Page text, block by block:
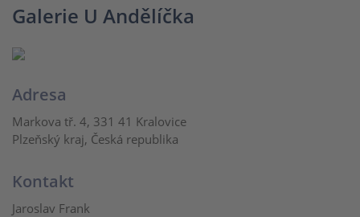
Galerie U Andělíčka
Adresa
Markova tř. 4, 331 41 Kralovice
Plzeňský kraj, Česká republika
Kontakt
Jaroslav Frank